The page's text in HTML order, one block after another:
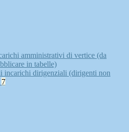
amministrativi di vertice (da
in tabelle)
incarichi dirigenziali (dirigenti non
7